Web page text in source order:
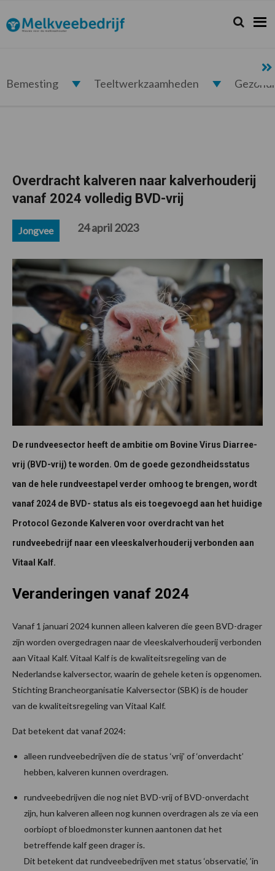
de
hoofdnavigatie
de
hoofd
de
eerste
de
voettekst
Melkveebedrijf.nl Zoeken...
Zoek
Bemesting Teeltwerkzaamheden
Overdracht kalveren naar kalverhouderij
vanaf 2024 volledig BVD-vrij
Jongvee 24 april 2023
De rundveesector heeft de ambitie om Bovine Virus Diarree-
vrij (BVD-vrij) te worden. Om de goede gezondheidsstatus
van de hele rundveestapel verder omhoog te brengen, wordt
vanaf 2024 de BVD- status als eis toegevoegd aan het huidige
Protocol Gezonde Kalveren voor overdracht van het
rundveebedrijf naar een vleeskalverhouderij verbonden aan
Vitaal Kalf.
Veranderingen vanaf 2024
Vanaf 1 januari 2024 kunnen alleen kalveren die geen BVD-drager
zijn worden overgedragen naar de vleeskalverhouderij verbonden
aan Vitaal Kalf. Vitaal Kalf is de kwaliteitsregeling van de
Nederlandse kalversector, waarin de gehele keten is opgenomen.
Stichting Brancheorganisatie Kalversector (SBK) is de houder
van de kwaliteitsregeling van Vitaal Kalf.
Dat betekent dat vanaf 2024:
alleen rundveebedrijven die de status ‘vrij’ of ‘onverdacht’
hebben, kalveren kunnen overdragen.
rundveebedrijven die nog niet BVD-vrij of BVD-onverdacht
zijn, hun kalveren alleen nog kunnen overdragen als ze via een
oorbiopt of bloedmonster kunnen aantonen dat het
betreffende kalf geen drager is.
Dit betekent dat rundveebedrijven met status ‘observatie’, ’in